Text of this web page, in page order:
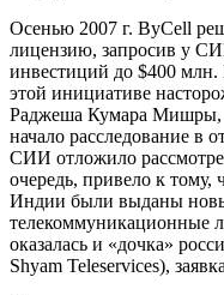
Осенью 2007 г. ByCell
лицензию, запросив у
инвестиций до $400 млн.
этой инициативе
Раджеша Кумара Мишры,
начало расследование в
СИИ отложило
очередь, привело к тому,
Индии были выданы
телекоммуникационные
оказалась и «дочка»
Shyam Teleservices),